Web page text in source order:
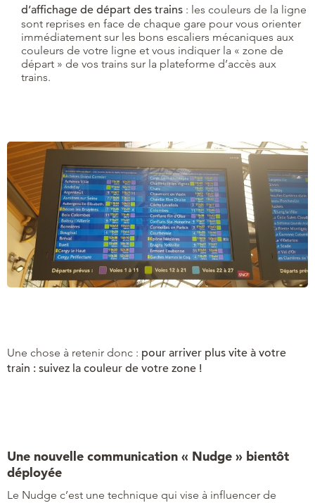
d’affichage de départ des trains : les couleurs de la ligne
sont reprises en face de chaque gare pour vous orienter
immédiatement sur les bons escaliers mécaniques aux
couleurs de votre ligne et vous indiquer la « zone de
départ » de vos trains sur la plateforme d’accès aux
trains.
Une chose à retenir donc : pour arriver plus vite à votre
train : suivez la couleur de votre zone !
Une nouvelle communication « Nudge » bientôt
déployée
Le Nudge c’est une technique qui vise à influencer de